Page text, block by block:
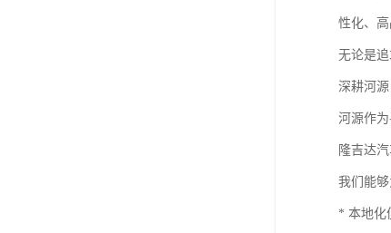
性化、高
无论是
深耕河
河源作
隆吉达
我们能够
* 本地化